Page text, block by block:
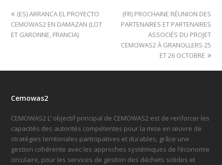
previous
post:
(ES) ARRANCA EL PROYECTO
CEMOWAS2 EN DAMAZAN (LOT
ET GARONNE, FRANCIA)
next
post:
(FR) PROCHAINE RÉUNION DES
PARTENAIRES ET PARTENAIRES
ASSOCIÉS DU PROJET
CEMOWAS2 À GRANOLLERS 25
ET 26 OCTOBRE
Cemowas2
CEMOWAS2 L’ objectif principal de CEMOWAS2 est de renforcer les
capacités des autorités compétentes pour la mise en œuvre de
stratégies territoriales participatives et durables, grâce une
gestion cohérente avec les approches systémiques de l’économie
circulaire, pour les services de gestion des déchets solides et